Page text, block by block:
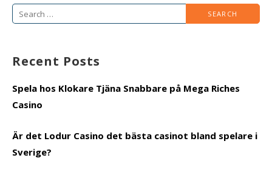
Search
Recent Posts
Spela hos Klokare Tjäna Snabbare på Mega Riches
Casino
Är det Lodur Casino det bästa casinot bland spelare i
Sverige?